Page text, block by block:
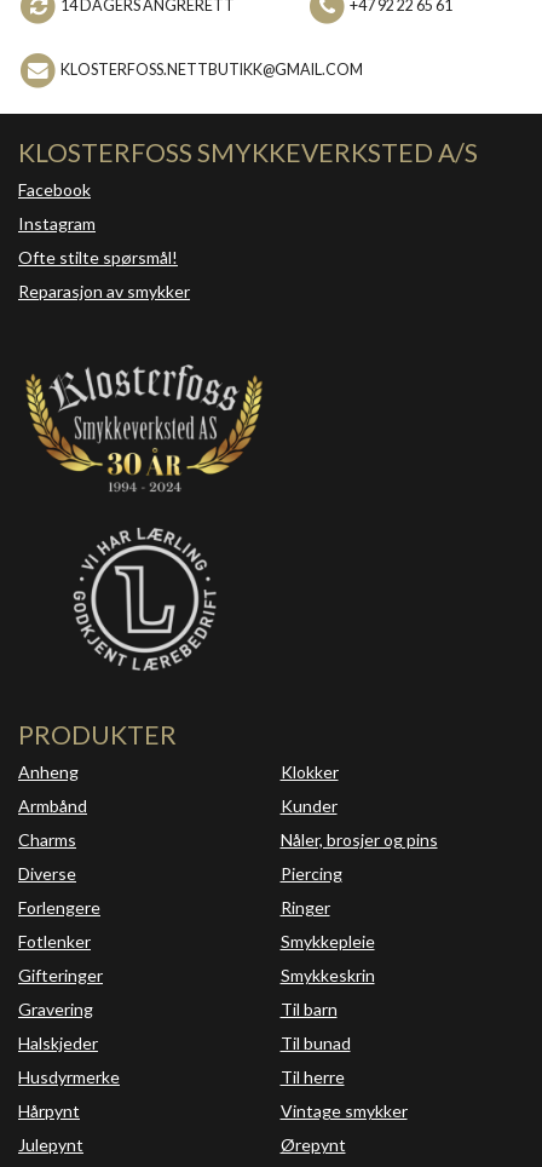
14 DAGERS ANGRERETT +47 92 22 65 61
KLOSTERFOSS.NETTBUTIKK@GMAIL.COM
KLOSTERFOSS SMYKKEVERKSTED A/S
Facebook
Instagram
Ofte stilte spørsmål!
Reparasjon av smykker
PRODUKTER
Anheng
Armbånd
Charms
Diverse
Forlengere
Fotlenker
Gifteringer
Gravering
Halskjeder
Husdyrmerke
Hårpynt
Julepynt
Klokker
Kunder
Nåler, brosjer og pins
Piercing
Ringer
Smykkepleie
Smykkeskrin
Til barn
Til bunad
Til herre
Vintage smykker
Ørepynt